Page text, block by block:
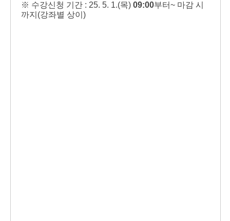
※ 수강신청 기간 : 25. 5. 1.(목) 09:00부터~ 마감 시
까지(강좌별 상이)